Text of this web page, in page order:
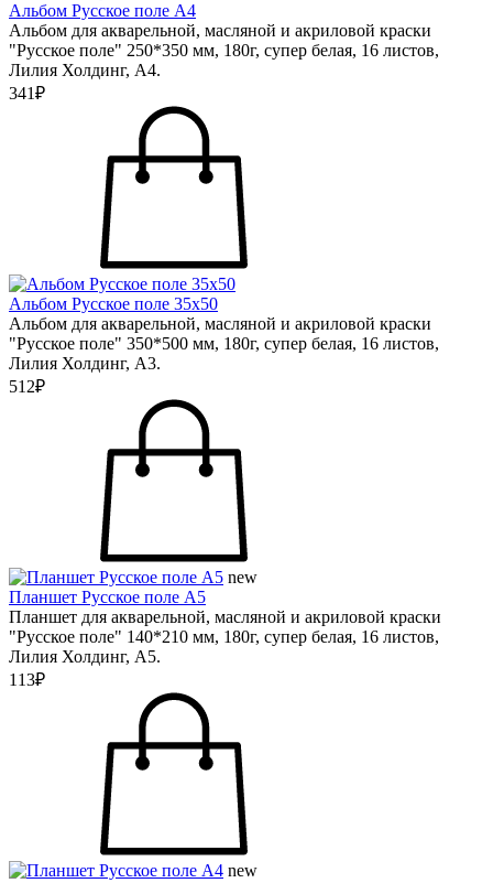
Альбом Русское поле А4
Альбом для акварельной, масляной и акриловой краски
"Русское поле" 250*350 мм, 180г, супер белая, 16 листов,
Лилия Холдинг, А4.
341₽
Альбом Русское поле 35х50
Альбом для акварельной, масляной и акриловой краски
"Русское поле" 350*500 мм, 180г, супер белая, 16 листов,
Лилия Холдинг, А3.
512₽
new
Планшет Русское поле А5
Планшет для акварельной, масляной и акриловой краски
"Русское поле" 140*210 мм, 180г, супер белая, 16 листов,
Лилия Холдинг, А5.
113₽
new